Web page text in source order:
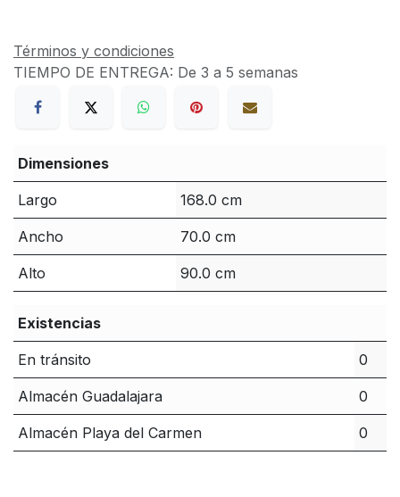
Términos y condiciones
TIEMPO DE ENTREGA: De 3 a 5 semanas
Dimensiones
Largo 168.0 cm
Ancho 70.0 cm
Alto 90.0 cm
Existencias
En tránsito 0
Almacén Guadalajara 0
Almacén Playa del Carmen 0